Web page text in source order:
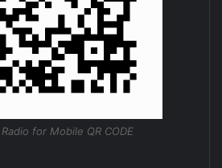
for Mobile QR CODE